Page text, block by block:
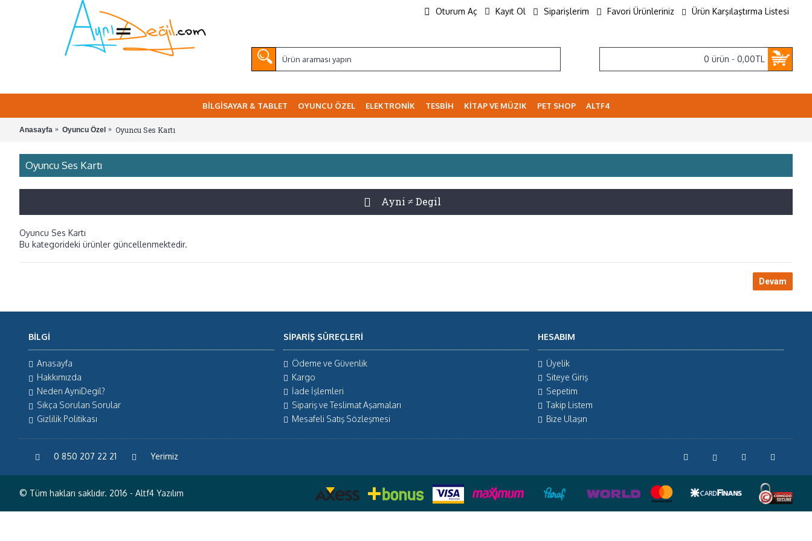
Oturum Aç Kayıt Ol Siparişlerim Favori Ürünleriniz Ürün Karşılaştırma Listesi
0 ürün - 0,00TL
BİLGİSAYAR & TABLET OYUNCU ÖZEL ELEKTRONİK TESBİH KİTAP VE MÜZIK PET SHOP ALTF4
Anasayfa Oyuncu Özel Oyuncu Ses Kartı
Oyuncu Ses Kartı
Ayni ≠ Degil
Oyuncu Ses Kartı
Bu kategorideki ürünler güncellenmektedir.
Devam
BILGI
Anasayfa
Hakkımızda
Neden AyniDegil?
Sıkça Sorulan Sorular
Gizlilik Politikası
SİPARİŞ SÜREÇLERİ
Ödeme ve Güvenlik
Kargo
İade İşlemleri
Sipariş ve Teslimat Aşamaları
Mesafeli Satış Sözleşmesi
HESABIM
Üyelik
Siteye Giriş
Sepetim
Takip Listem
Bize Ulaşın
0 850 207 22 21 Yerimiz
© Tüm hakları saklıdır. 2016 - Altf4 Yazılım